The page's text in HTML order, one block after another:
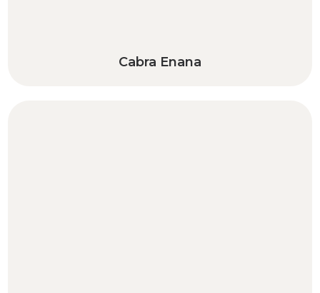
Cabra Enana